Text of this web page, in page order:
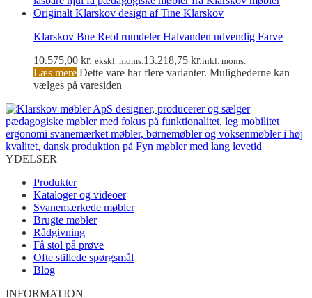
Klarskov Bue Reol rumdeler Halvanden udvendig Farve
10.575,00 kr. ekskl. moms.13.218,75 kr.inkl. moms.
Læs mere Dette vare har flere varianter. Mulighederne kan
vælges på varesiden
YDELSER
Produkter
Kataloger og videoer
Svanemærkede møbler
Brugte møbler
Rådgivning
Få stol på prøve
Ofte stillede spørgsmål
Blog
INFORMATION